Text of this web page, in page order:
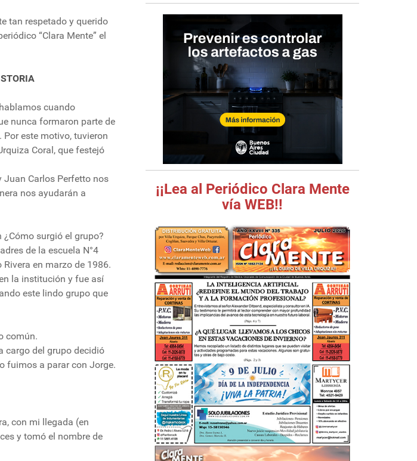
tan respetado y querido
“Clara Mente” el
cuando
nunca formaron parte de
este motivo, tuvieron
Coral, que festejó
Juan Carlos Perfetto nos
nos ayudarán a
surgió el grupo?
de la escuela N°4
en marzo de 1986.
la institución y fue así
este lindo grupo que
común.
cargo del grupo decidió
fuimos a parar con Jorge.
con mi llegada (en
y tomó el nombre de
¡¡Lea al Periódico Clara Mente
vía WEB!!